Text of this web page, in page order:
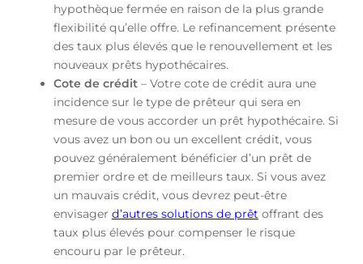
hypothèque fermée en raison de la plus grande
flexibilité qu’elle offre. Le refinancement présente
des taux plus élevés que le renouvellement et les
nouveaux prêts hypothécaires.
Cote de crédit– Votre cote de crédit aura une
incidence sur le type de prêteur qui sera en
mesure de vous accorder un prêt hypothécaire. Si
vous avez un bon ou un excellent crédit, vous
pouvez généralement bénéficier d’un prêt de
premier ordre et de meilleurs taux. Si vous avez
un mauvais crédit, vous devrez peut-être
envisager d’autres solutions de prêtoffrant des
taux plus élevés pour compenser le risque
encouru par le prêteur.